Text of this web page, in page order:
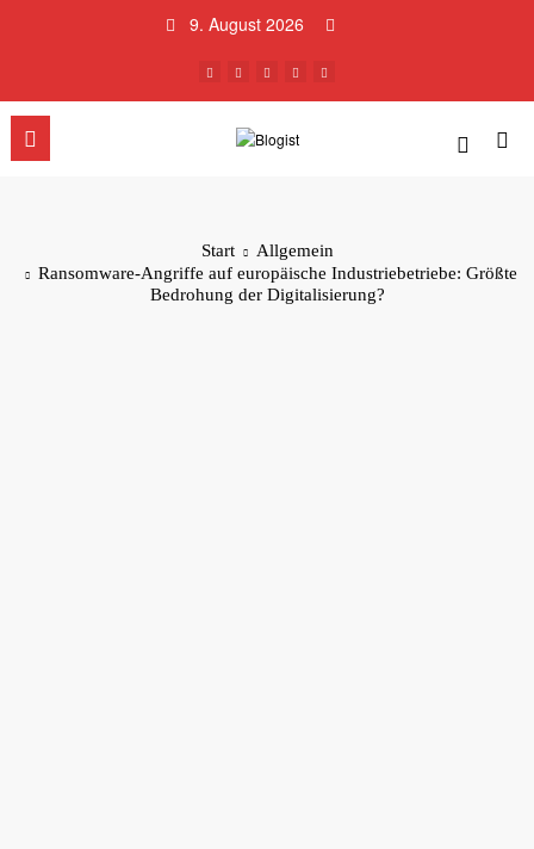
9. August 2026
Start
Allgemein
Ransomware-Angriffe auf europäische Industriebetriebe: Größte
Bedrohung der Digitalisierung?